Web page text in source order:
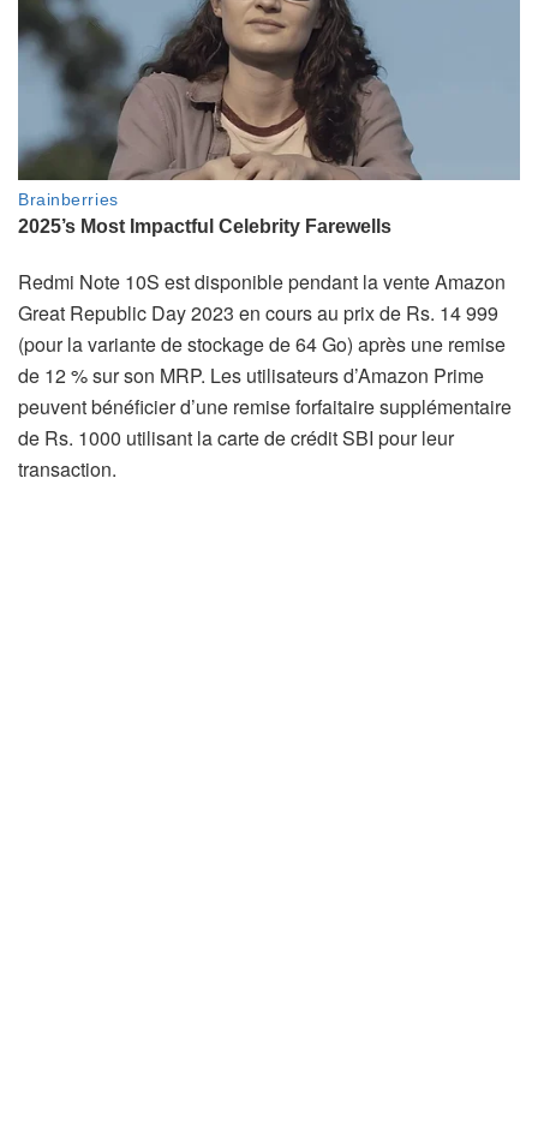
Redmi Note 10S est disponible pendant la vente Amazon
Great Republic Day 2023 en cours au prix de Rs. 14 999
(pour la variante de stockage de 64 Go) après une remise
de 12 % sur son MRP. Les utilisateurs d’Amazon Prime
peuvent bénéficier d’une remise forfaitaire supplémentaire
de Rs. 1000 utilisant la carte de crédit SBI pour leur
transaction.